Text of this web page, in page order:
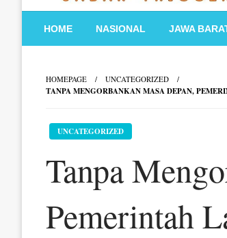
HOME NASIONAL JAWA
HOMEPAGE UNCATEGORIZED
TANPA MENGORBANKAN MASA DEPAN,
UNCATEGORIZED
Tanpa
Pemerintah